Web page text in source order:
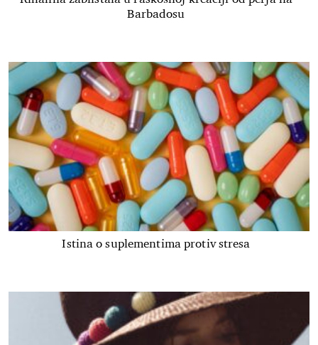
Barbadosu
Istina o suplementima protiv stresa